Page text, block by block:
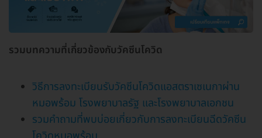
รวมบทความที่เกี่ยวข้องกับวัคซีนโควิด
วิธีการลงทะเบียนรับวัคซีนโควิดแอสตราเซเนกาผ่าน
หมอพร้อม โรงพยาบาลรัฐ และโรงพยาบาลเอกชน
รวมคำถามที่พบบ่อยเกี่ยวกับการลงทะเบียนฉีดวัคซีน